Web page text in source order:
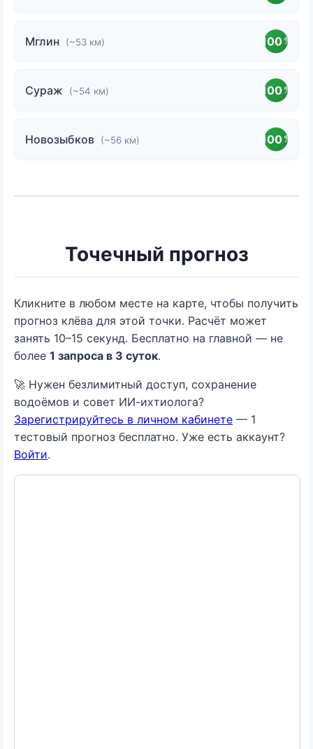
Мглин (~53 км) 100 %
Сураж (~54 км) 100 %
Новозыбков (~56 км) 100 %
Точечный прогноз
Кликните в любом месте на карте, чтобы получить
прогноз клёва для этой точки. Расчёт может
занять 10–15 секунд. Бесплатно на главной — не
более 1 запроса в 3 суток.
🚀 Нужен безлимитный доступ, сохранение
водоёмов и совет ИИ-ихтиолога?
Зарегистрируйтесь в личном кабинете — 1
тестовый прогноз бесплатно. Уже есть аккаунт?
Войти.